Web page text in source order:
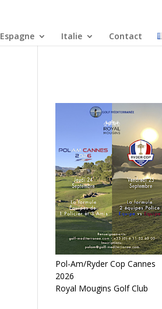
Espagne Italie Contact
Pol-Am/Ryder Cop Cannes
2026
Royal Mougins Golf Club